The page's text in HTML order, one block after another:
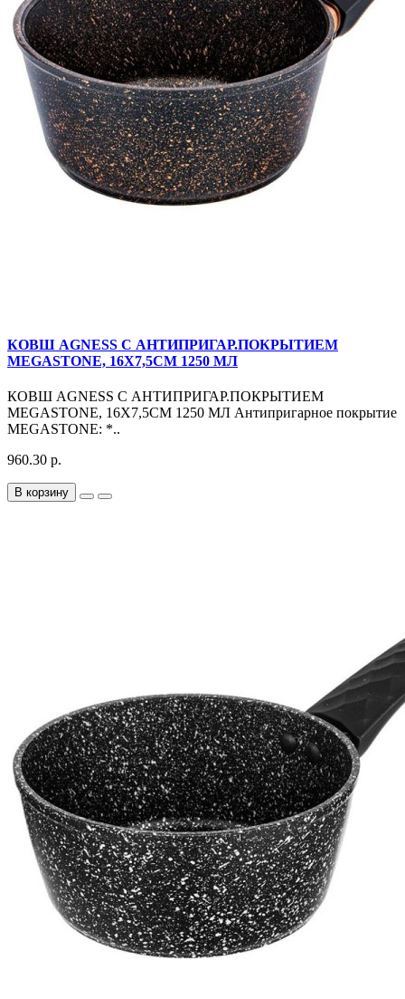
КОВШ AGNESS С АНТИПРИГАР.ПОКРЫТИЕМ
MEGASTONE, 16Х7,5СМ 1250 МЛ
КОВШ AGNESS С АНТИПРИГАР.ПОКРЫТИЕМ
MEGASTONE, 16Х7,5СМ 1250 МЛ Антипригарное покрытие
MEGASTONE: *..
960.30 р.
В корзину